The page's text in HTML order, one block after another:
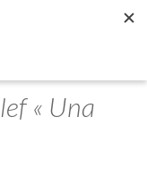
« Una